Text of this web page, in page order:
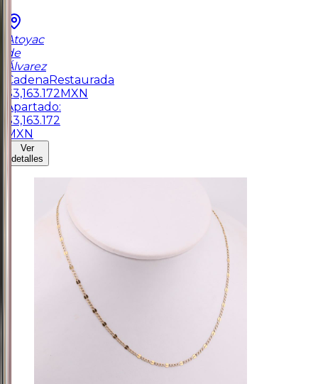
Atoyac
de
Álvarez
CadenaRestaurada
$3,163.172MXN
Apartado:
$3,163.172
MXN
Ver
detalles